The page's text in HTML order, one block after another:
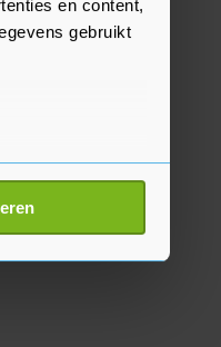
en content,
gebruikt